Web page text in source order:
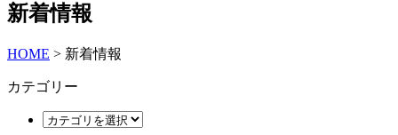
新着情報
HOME > 新着情報
カテゴリー